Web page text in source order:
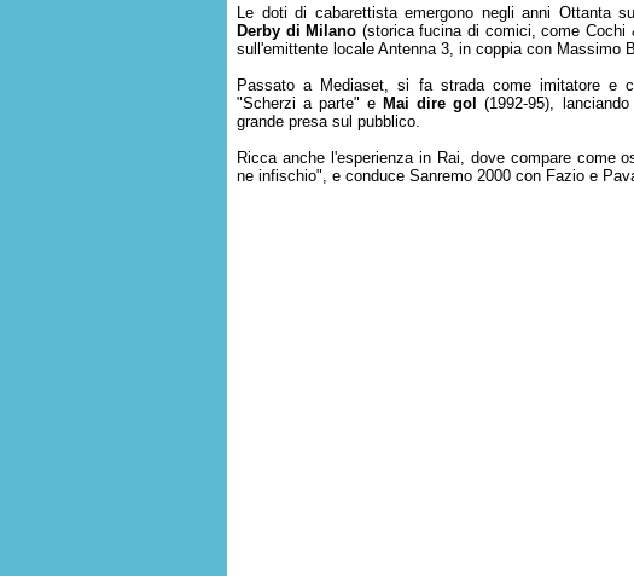
Le doti di cabarettista emergono negli anni Ottanta
Derby di Milano (storica fucina di comici, come
sull'emittente locale Antenna 3, in coppia con Massimo
Passato a Mediaset, si fa strada come imitatore e
"Scherzi a parte" e Mai dire gol
(1992-95),
grande presa sul pubblico.
Ricca anche l'esperienza in Rai, dove compare come
ne infischio", e conduce Sanremo 2000 con Fazio e